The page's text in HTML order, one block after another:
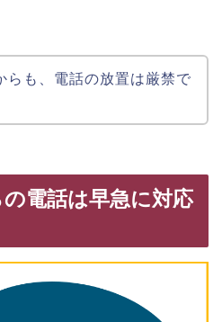
らも、電話の放置は厳禁で
電話は早急に対応